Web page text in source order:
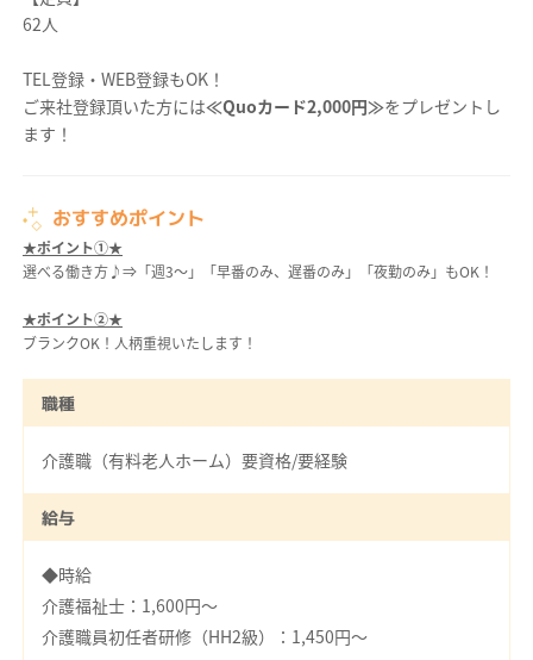
62人
TEL登録・WEB登録もOK！
ご来社登録頂いた方には≪Quoカード2,000円≫をプレゼントし
ます！
おすすめポイント
★ポイント①★
選べる働き方♪⇒「週3～」「早番のみ、遅番のみ」「夜勤のみ」もOK！
★ポイント②★
ブランクOK！人柄重視いたします！
職種
介護職（有料老人ホーム）要資格/要経験
給与
◆時給
介護福祉士：1,600円～
介護職員初任者研修（HH2級）：1,450円～